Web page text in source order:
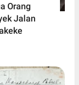
Orang
Jalan